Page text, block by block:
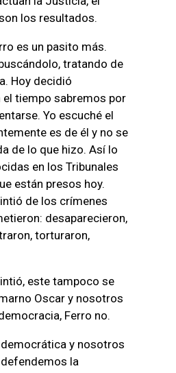
los resultados.
es un pasito más.
tratando de
Hoy decidió
el tiempo sabremos por
Yo escuché el
es de él y no se
de lo que hizo. Así lo
en los Tribunales
están presos hoy.
de los crímenes
desaparecieron,
torturaron,
este tampoco se
Oscar y nosotros
Ferro no.
y nosotros
la